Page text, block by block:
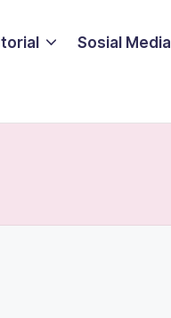
Sosial Media